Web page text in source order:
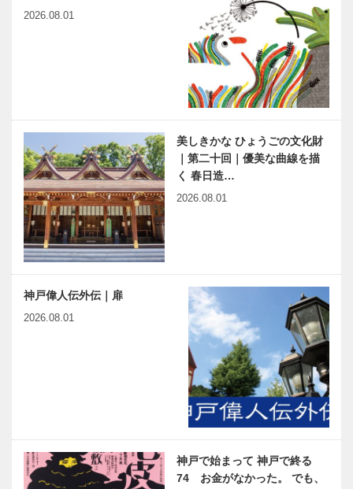
2026.08.01
美しきかな ひょうごの文化財
｜第二十回｜優美な曲線を描
く 春日造…
2026.08.01
神戸偉人伝外伝｜扉
2026.08.01
神戸で始まって 神戸で終る
74 お金がなかった。 でも、